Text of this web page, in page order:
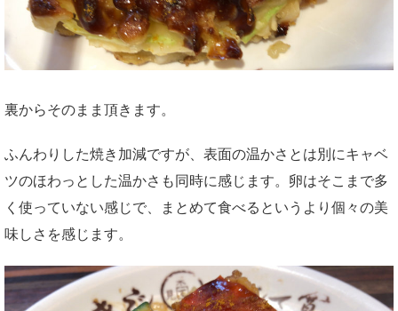
裏からそのまま頂きます。
ふんわりした焼き加減ですが、表面の温かさとは別にキャベ
ツのほわっとした温かさも同時に感じます。卵はそこまで多
く使っていない感じで、まとめて食べるというより個々の美
味しさを感じます。